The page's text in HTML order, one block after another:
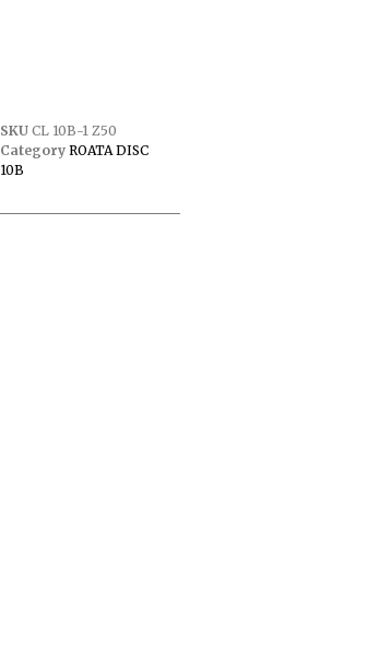
SKU CL 10B-1 Z50
Category ROATA DISC
10B